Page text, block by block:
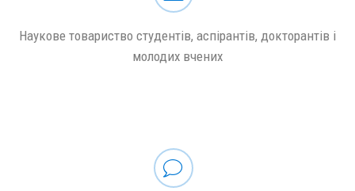
Наукове товариство студентів, аспірантів, докторантів і
молодих вчених